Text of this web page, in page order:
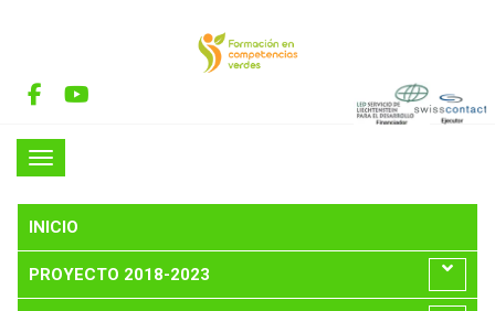
INICIO
PROYECTO 2018-2023